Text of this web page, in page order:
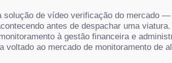
solução de vídeo verificação do mercado —
antes de despachar uma viatura.
à gestão financeira e
ao mercado de monitoramento de